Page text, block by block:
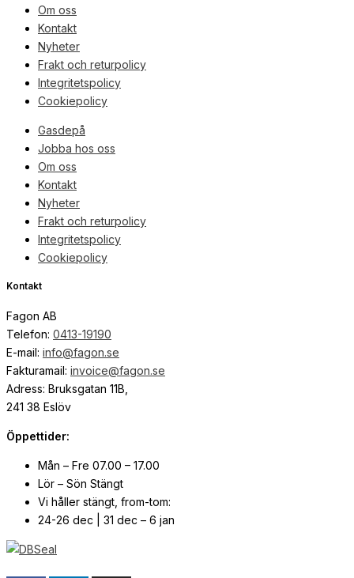
Om oss
Kontakt
Nyheter
Frakt och returpolicy
Integritetspolicy
Cookiepolicy
Gasdepå
Jobba hos oss
Om oss
Kontakt
Nyheter
Frakt och returpolicy
Integritetspolicy
Cookiepolicy
Kontakt
Fagon AB
Telefon: 0413-19190
E-mail: info@fagon.se
Fakturamail: invoice@fagon.se
Adress: Bruksgatan 11B,
241 38 Eslöv
Öppettider:
Mån – Fre 07.00 – 17.00
Lör – Sön Stängt
Vi håller stängt, from-tom:
24-26 dec | 31 dec – 6 jan